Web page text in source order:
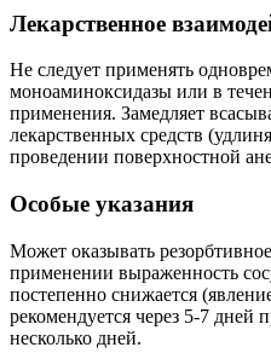
Лекарственное
Не следует применять
моноаминоксидазы или в
применения. Замедляет
лекарственных средств
проведении поверхностной
Особые указания
Может оказывать
применении выраженность
постепенно снижается
рекомендуется через 5-7 дней
несколько дней.